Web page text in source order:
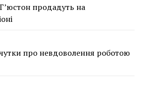
Г’юстон продадуть на
про невдоволення роботою